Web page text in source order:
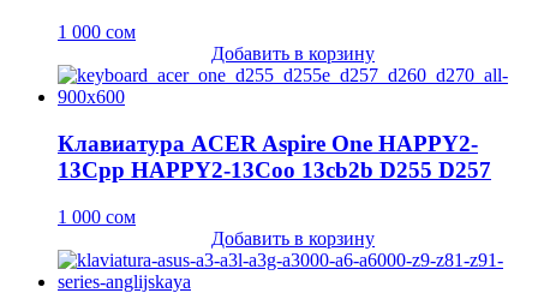
1 000 сом
Добавить в корзину
Клавиатура ACER Aspire One HAPPY2-
13Cpp HAPPY2-13Coo 13cb2b D255 D257
1 000 сом
Добавить в корзину